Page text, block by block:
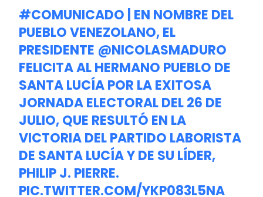
#COMUNICADO | EN NOMBRE DEL
PUEBLO VENEZOLANO, EL
PRESIDENTE @NICOLASMADURO
FELICITA AL HERMANO PUEBLO DE
SANTA LUCÍA POR LA EXITOSA
JORNADA ELECTORAL DEL 26 DE
JULIO, QUE RESULTÓ EN LA
VICTORIA DEL PARTIDO LABORISTA
DE SANTA LUCÍA Y DE SU LÍDER,
PHILIP J. PIERRE.
PIC.TWITTER.COM/YKP083L5NA